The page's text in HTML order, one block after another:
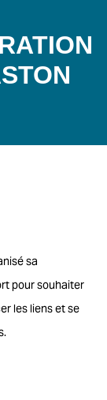
sa
pour souhaiter
les liens et se